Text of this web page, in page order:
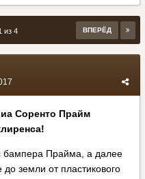
ВПЕРЁД
из 4
Соренто Прайм
бампера Прайма, а далее
земли от пластикового